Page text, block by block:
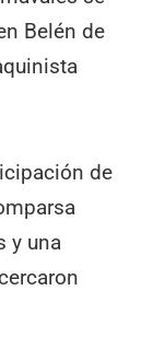
Belén de
de
y una